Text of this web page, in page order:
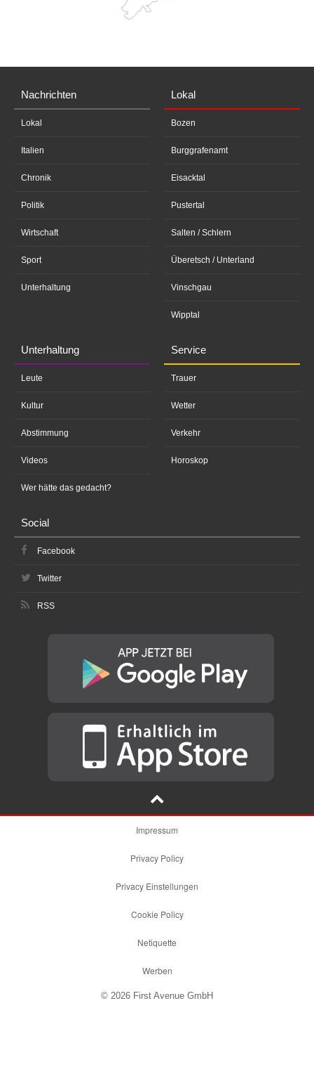
Nachrichten
Lokal
Italien
Chronik
Politik
Wirtschaft
Sport
Unterhaltung
Lokal
Bozen
Burggrafenamt
Eisacktal
Pustertal
Salten / Schlern
Überetsch / Unterland
Vinschgau
Wipptal
Unterhaltung
Leute
Kultur
Abstimmung
Videos
Wer hätte das gedacht?
Service
Trauer
Wetter
Verkehr
Horoskop
Social
Facebook
Twitter
RSS
Impressum
Privacy Policy
Privacy Einstellungen
Cookie Policy
Netiquette
Werben
© 2026 First Avenue GmbH